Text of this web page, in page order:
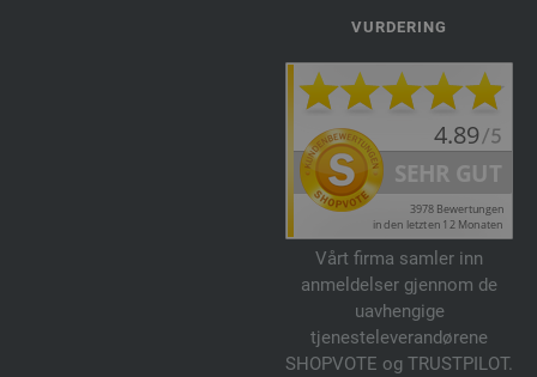
VURDERING
Vårt firma samler inn
anmeldelser gjennom de
uavhengige
tjenesteleverandørene
SHOPVOTE og TRUSTPILOT.